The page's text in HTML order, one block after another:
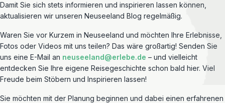
Damit Sie sich stets informieren und inspirieren lassen können,
aktualisieren wir unseren Neuseeland Blog regelmäßig.
Waren Sie vor Kurzem in Neuseeland und möchten Ihre Erlebnisse,
Fotos oder Videos mit uns teilen? Das wäre großartig! Senden Sie
uns eine E-Mail an neuseeland@erlebe.de – und vielleicht
entdecken Sie Ihre eigene Reisegeschichte schon bald hier. Viel
Freude beim Stöbern und Inspirieren lassen!
Sie möchten mit der Planung beginnen und dabei einen erfahrenen